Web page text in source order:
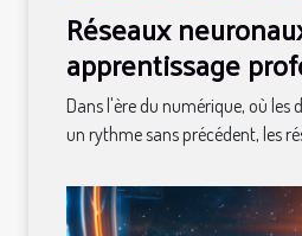
Réseaux
apprentissage
comment ces
transforment-elles
Dans l'ère du numérique, où les
un rythme sans précédent, les